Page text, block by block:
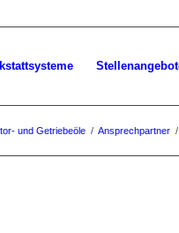
und Getriebeöle / Ansprechpartner /